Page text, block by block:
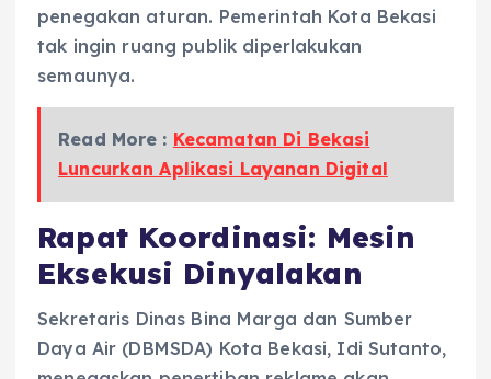
penegakan aturan. Pemerintah Kota Bekasi
tak ingin ruang publik diperlakukan
semaunya.
Read More : Kecamatan Di Bekasi
Luncurkan Aplikasi Layanan Digital
Rapat Koordinasi: Mesin
Eksekusi Dinyalakan
Sekretaris Dinas Bina Marga dan Sumber
Daya Air (DBMSDA) Kota Bekasi, Idi Sutanto,